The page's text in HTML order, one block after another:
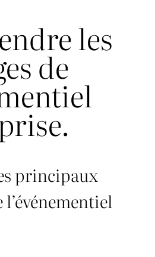
les
de
principaux
l’événementiel